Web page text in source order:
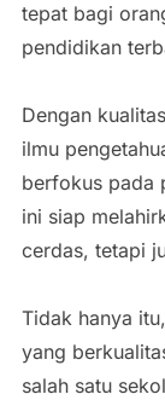
tepat bagi
pendidikan
Dengan
ilmu
berfokus pada
ini siap
cerdas, tetapi
Tidak hanya
yang
salah satu